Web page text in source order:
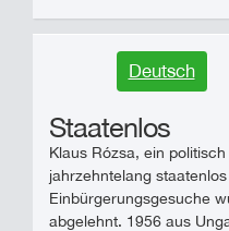
Deutsch
Staatenlos
Klaus Rózsa, ein
jahrzehntelang
Einbürgerungsgesuche
abgelehnt. 1956 aus